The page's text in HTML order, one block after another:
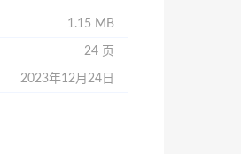
1.15 MB
24 页
2023年12月24日